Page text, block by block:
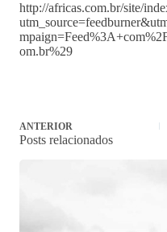
http://africas.com.br/site/
om.br%29
ANTERIOR
Posts relacionados